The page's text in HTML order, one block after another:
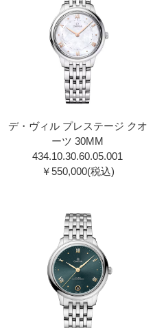
デ・ヴィル プレステージ クオ
ーツ 30MM
434.10.30.60.05.001
￥550,000(税込)